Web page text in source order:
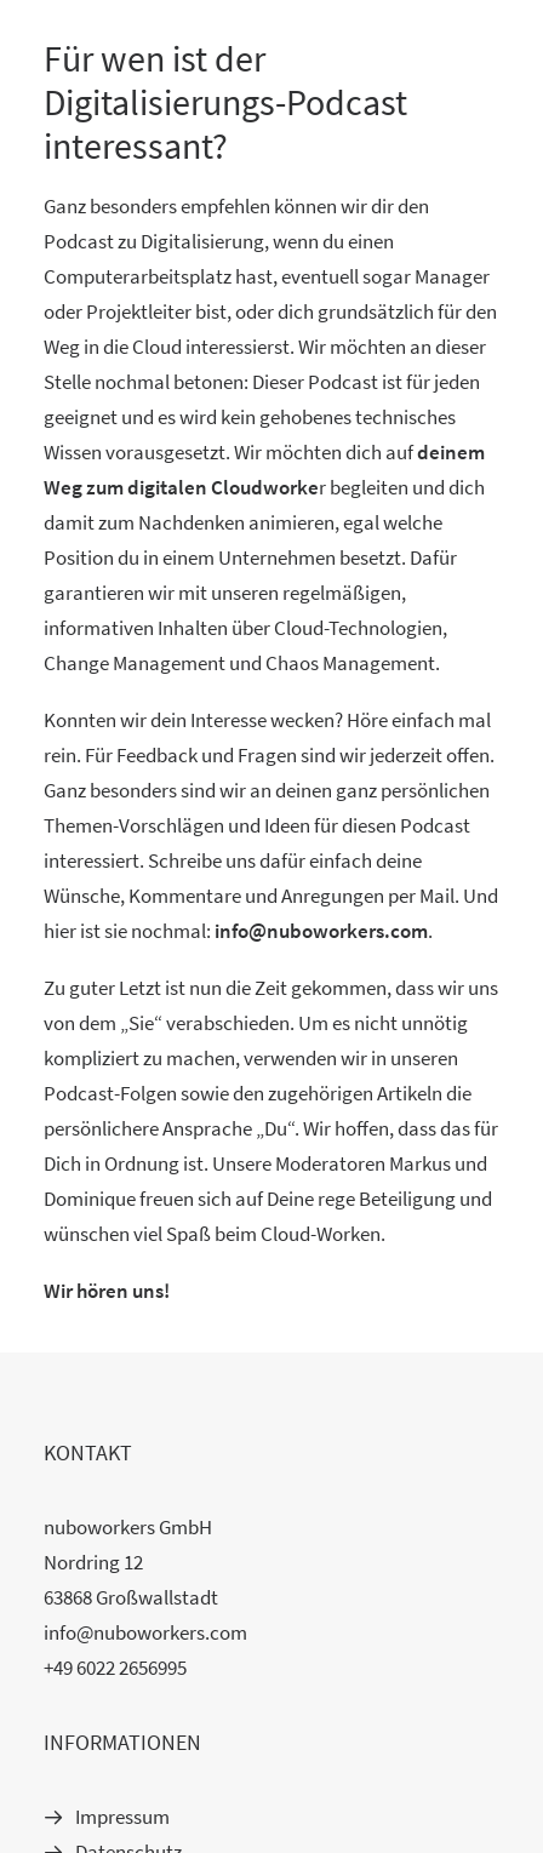
Für wen ist der
Digitalisierungs-Podcast
interessant?
Ganz besonders empfehlen können wir dir den
Podcast zu Digitalisierung, wenn du einen
Computerarbeitsplatz hast, eventuell sogar Manager
oder Projektleiter bist, oder dich grundsätzlich für den
Weg in die Cloud interessierst. Wir möchten an dieser
Stelle nochmal betonen: Dieser Podcast ist für jeden
geeignet und es wird kein gehobenes technisches
Wissen vorausgesetzt. Wir möchten dich aufdeinem
Weg zum digitalen Cloudworker begleiten und dich
damit zum Nachdenken animieren, egal welche
Position du in einem Unternehmen besetzt. Dafür
garantieren wir mit unseren regelmäßigen,
informativen Inhalten über Cloud-Technologien,
Change Management und Chaos Management.
Konnten wir dein Interesse wecken? Höre einfach mal
rein. Für Feedback und Fragen sind wir jederzeit offen.
Ganz besonders sind wir an deinen ganz persönlichen
Themen-Vorschlägen und Ideen für diesen Podcast
interessiert. Schreibe uns dafür einfach deine
Wünsche, Kommentare und Anregungen per Mail. Und
hier ist sie nochmal: info@nuboworkers.com.
Zu guter Letzt ist nun die Zeit gekommen, dass wir uns
von dem „Sie“ verabschieden. Um es nicht unnötig
kompliziert zu machen, verwenden wir in unseren
Podcast-Folgen sowie den zugehörigen Artikeln die
persönlichere Ansprache „Du“. Wir hoffen, dass das für
Dich in Ordnung ist. Unsere Moderatoren Markus und
Dominique freuen sich auf Deine rege Beteiligung und
wünschen viel Spaß beim Cloud-Worken.
Wir hören uns!
KONTAKT
nuboworkers GmbH
Nordring 12
63868 Großwallstadt
info@nuboworkers.com
+49 6022 2656995
INFORMATIONEN
Impressum